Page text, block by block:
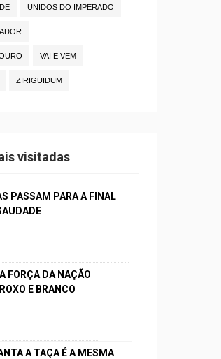
UNIDOS DO IMPERADO
VAI E VEM
ZIRIGUIDUM
visitadas
PASSAM PARA A FINAL
A FORÇA DA NAÇÃO
ROXO E BRANCO
A TAÇA É A MESMA